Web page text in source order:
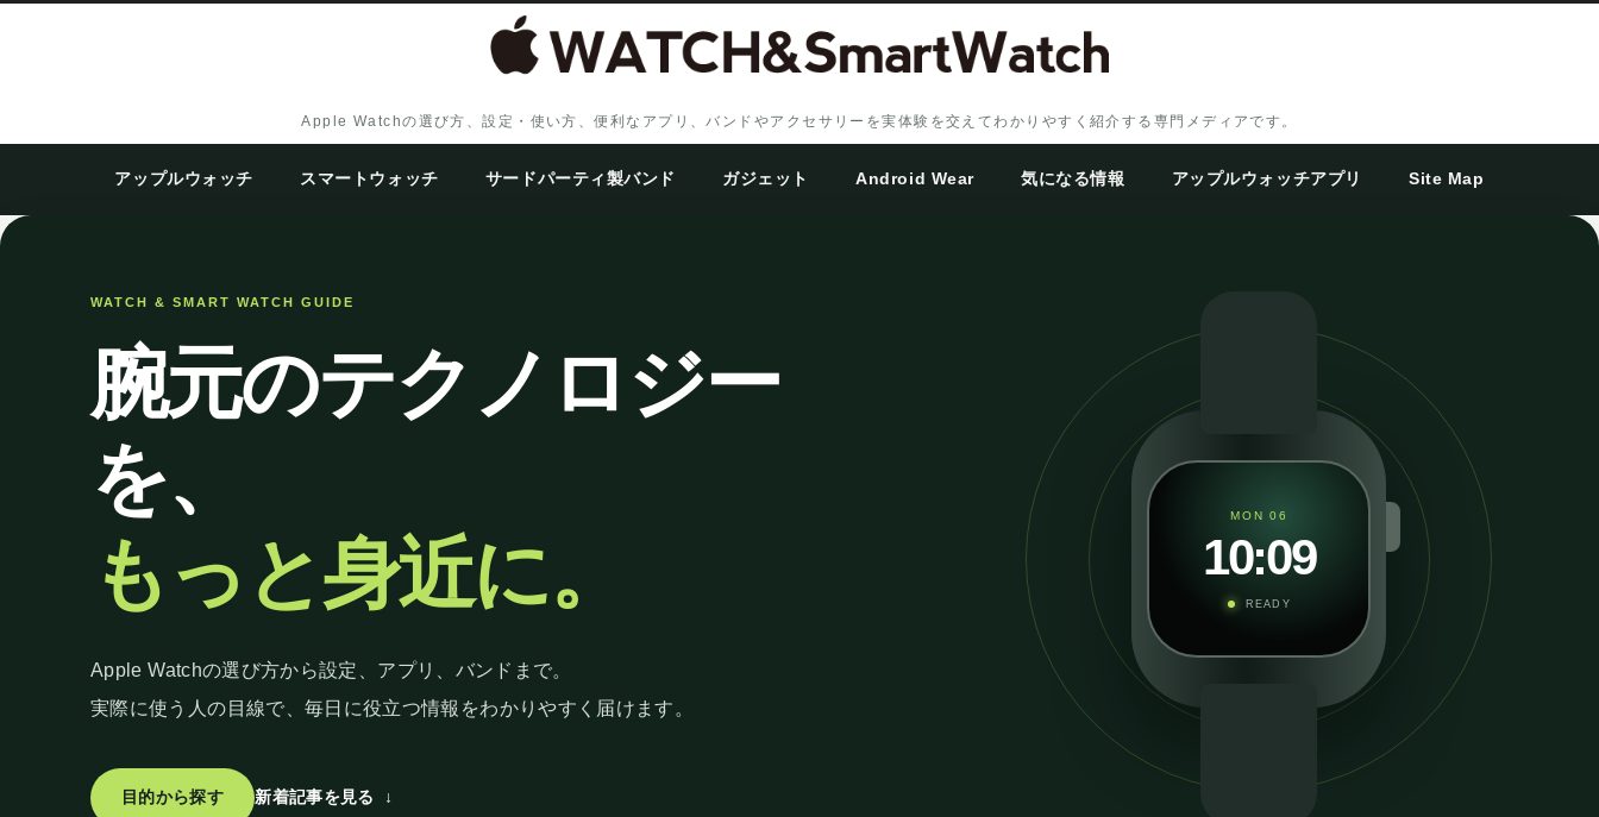
Apple Watchの選び方、設定・使い方、便利なアプリ、バンドやアクセサリーを実体験を交えてわかりやすく紹介する専門メディアです。
アップルウォッチ スマートウォッチ サードパーティ製バンド ガジェット Android Wear 気になる情報 アップルウォッチアプリ Site Map
WATCH & SMART WATCH GUIDE
腕元のテクノロジー
を、
もっと身近に。
Apple Watchの選び方から設定、アプリ、バンドまで。
実際に使う人の目線で、毎日に役立つ情報をわかりやすく届けます。
目的から探す 新着記事を見る ↓
MON 06
10:09
READY